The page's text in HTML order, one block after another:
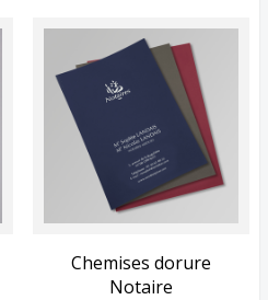
Chemises dorure
Notaire